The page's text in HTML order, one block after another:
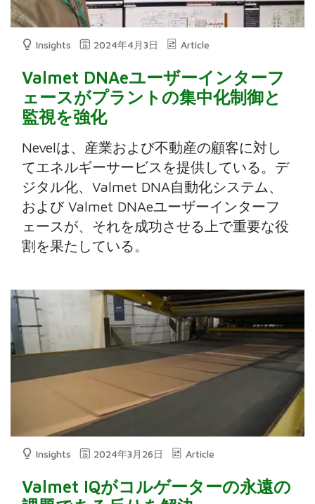
Insights 2024年4月3日 Article
Valmet DNAeユーザーインターフ
ェースがプラントの集中化制御と
監視を強化
Nevelは、産業および不動産の顧客に対し
てエネルギーサービスを提供している。デ
ジタル化、Valmet DNA自動化システム、
および Valmet DNAeユーザーインターフ
ェースが、それを成功させる上で重要な役
割を果たしている。
Insights 2024年3月26日 Article
Valmet IQがコルゲーターの永遠の